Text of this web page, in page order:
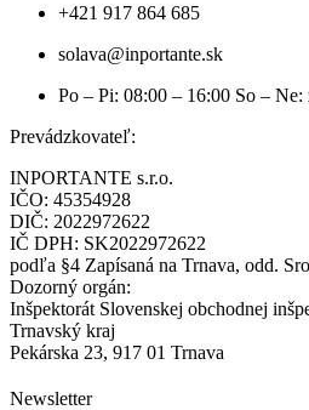
+421 917 864 685
solava@inportante.sk
Po – Pi: 08:00 – 16:00 So – Ne:
Prevádzkovateľ:
INPORTANTE s.r.o.
IČO: 45354928
DIČ: 2022972622
IČ DPH: SK2022972622
podľa §4 Zapísaná na Trnava, odd.
Dozorný orgán:
Inšpektorát Slovenskej obchodnej
Trnavský kraj
Pekárska 23, 917 01 Trnava
Newsletter